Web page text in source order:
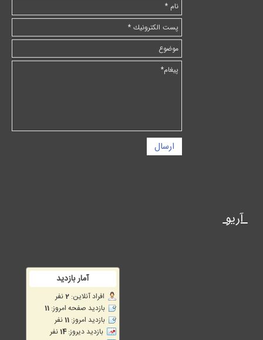
ارسال
آریو